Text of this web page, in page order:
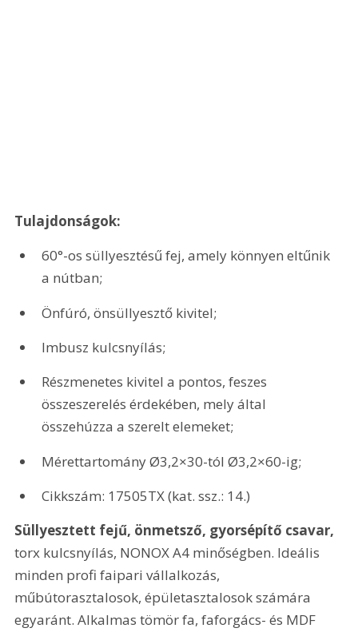
Tulajdonságok:
60°-os süllyesztésű fej, amely könnyen eltűnik
a nútban;
Önfúró, önsüllyesztő kivitel;
Imbusz kulcsnyílás;
Részmenetes kivitel a pontos, feszes
összeszerelés érdekében, mely által
összehúzza a szerelt elemeket;
Mérettartomány Ø3,2×30-tól Ø3,2×60-ig;
Cikkszám: 17505TX (kat. ssz.: 14.)
Süllyesztett fejű, önmetsző, gyorsépítő csavar,
torx kulcsnyílás, NONOX A4 minőségben. Ideális
minden profi faipari vállalkozás,
műbútorasztalosok, épületasztalosok számára
egyaránt. Alkalmas tömör fa, faforgács- és MDF